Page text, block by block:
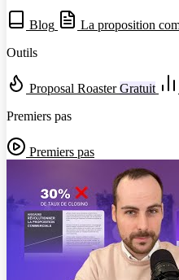
Blog
La proposition
Outils
Proposal Roaster Gratuit
Premiers pas
Premiers pas